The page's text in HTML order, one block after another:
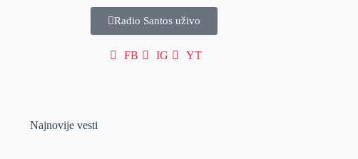
Radio Santos uživo
FB IG YT
Najnovije vesti